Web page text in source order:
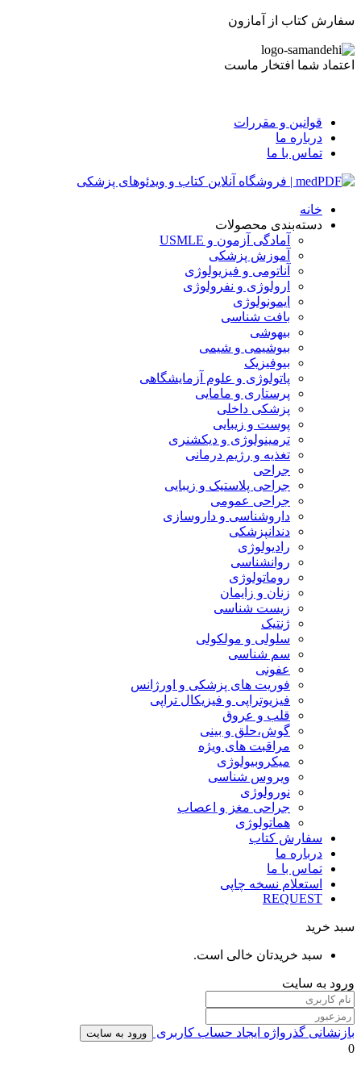
سفارش کتاب از آمازون
اعتماد شما افتخار ماست
قوانین و مقررات
درباره ما
تماس با ما
خانه
دسته‌بندی محصولات
آمادگی آزمون و USMLE
آموزش پزشکی
آناتومی و فیزیولوژی
ارولوژی و نفرولوژی
ایمونولوژی
بافت شناسی
بیهوشی
بیوشیمی و شیمی
بیوفیزیک
پاتولوژی و علوم آزمایشگاهی
پرستاری و مامایی
پزشکی داخلی
پوست و زیبایی
ترمینولوژی و دیکشنری
تغذیه و رژیم درمانی
جراحی
جراحی پلاستیک و زیبایی
جراحی عمومی
داروشناسی و داروسازی
دندانپزشکی
رادیولوژی
روانشناسی
روماتولوژی
زنان و زایمان
زیست شناسی
ژنتیک
سلولی و مولکولی
سم شناسی
عفونی
فوریت های پزشکی و اورژانس
فیزیوتراپی و فیزیکال تراپی
قلب و عروق
گوش،حلق و بینی
مراقبت های ویژه
میکروبیولوژی
ویروس شناسی
نورولوژی
جراحی مغز و اعصاب
هماتولوژی
سفارش کتاب
درباره ما
تماس با ما
استعلام نسخه چاپی
REQUEST
سبد خرید
سبد خریدتان خالی است.
ورود به سایت
بازنشانی گذرواژه ایجاد حساب کاربری ورود به سایت
0